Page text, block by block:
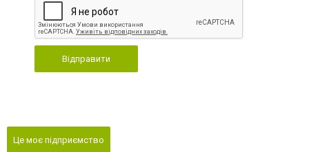
Відправити
Це моє підприємство